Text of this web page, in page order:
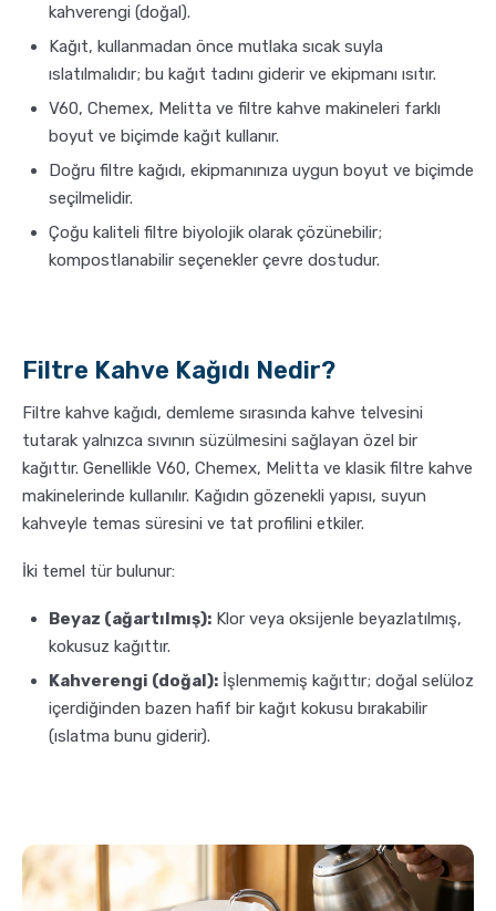
kahverengi (doğal).
Kağıt, kullanmadan önce mutlaka sıcak suyla
ıslatılmalıdır; bu kağıt tadını giderir ve ekipmanı ısıtır.
V60, Chemex, Melitta ve filtre kahve makineleri farklı
boyut ve biçimde kağıt kullanır.
Doğru filtre kağıdı, ekipmanınıza uygun boyut ve biçimde
seçilmelidir.
Çoğu kaliteli filtre biyolojik olarak çözünebilir;
kompostlanabilir seçenekler çevre dostudur.
Filtre Kahve Kağıdı Nedir?
Filtre kahve kağıdı, demleme sırasında kahve telvesini
tutarak yalnızca sıvının süzülmesini sağlayan özel bir
kağıttır. Genellikle V60, Chemex, Melitta ve klasik filtre kahve
makinelerinde kullanılır. Kağıdın gözenekli yapısı, suyun
kahveyle temas süresini ve tat profilini etkiler.
İki temel tür bulunur:
Beyaz (ağartılmış): Klor veya oksijenle beyazlatılmış,
kokusuz kağıttır.
Kahverengi (doğal): İşlenmemiş kağıttır; doğal selüloz
içerdiğinden bazen hafif bir kağıt kokusu bırakabilir
(ıslatma bunu giderir).